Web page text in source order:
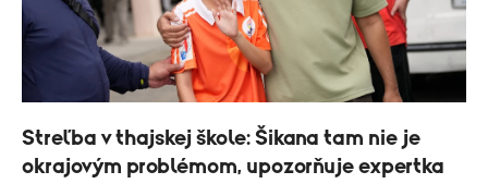
Streľba v thajskej škole: Šikana tam nie je
okrajovým problémom, upozorňuje expertka